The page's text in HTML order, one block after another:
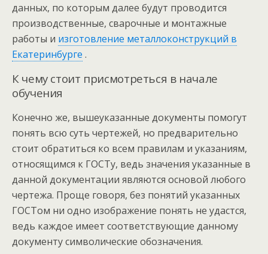
данных, по которым далее будут проводится
производственные, сварочные и монтажные
работы и изготовление металлоконструкций в
Екатеринбурге .
К чему стоит присмотреться в начале
обучения
Конечно же, вышеуказанные документы помогут
понять всю суть чертежей, но предварительно
стоит обратиться ко всем правилам и указаниям,
относящимся к ГОСТу, ведь значения указанные в
данной документации являются основой любого
чертежа. Проще говоря, без понятий указанных
ГОСТом ни одно изображение понять не удастся,
ведь каждое имеет соответствующие данному
документу символические обозначения.